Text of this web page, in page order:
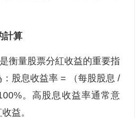
計算
衡量股票分紅收益的重要指
股息收益率 = （每股股息 /
。高股息收益率通常意
益。